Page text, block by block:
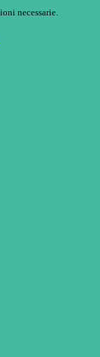
necessarie.